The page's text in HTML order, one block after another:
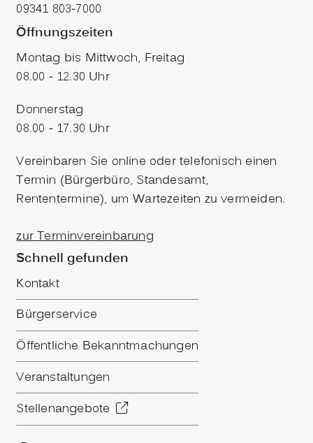
09341 803-7000
Öffnungszeiten
Montag bis Mittwoch, Freitag
08.00 - 12.30 Uhr
Donnerstag
08.00 - 17.30 Uhr
Vereinbaren Sie online oder telefonisch einen
Termin (Bürgerbüro, Standesamt,
Rententermine), um Wartezeiten zu vermeiden.
zur Terminvereinbarung
Schnell gefunden
Kontakt
Bürgerservice
Öffentliche Bekanntmachungen
Veranstaltungen
Stellenangebote